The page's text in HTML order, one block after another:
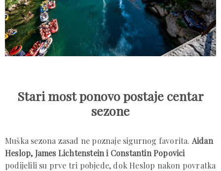
Stari most ponovo postaje centar
sezone
Muška sezona zasad ne poznaje sigurnog favorita. Aidan
Heslop, James Lichtenstein i Constantin Popovici
podijelili su prve tri pobjede, dok Heslop nakon povratka